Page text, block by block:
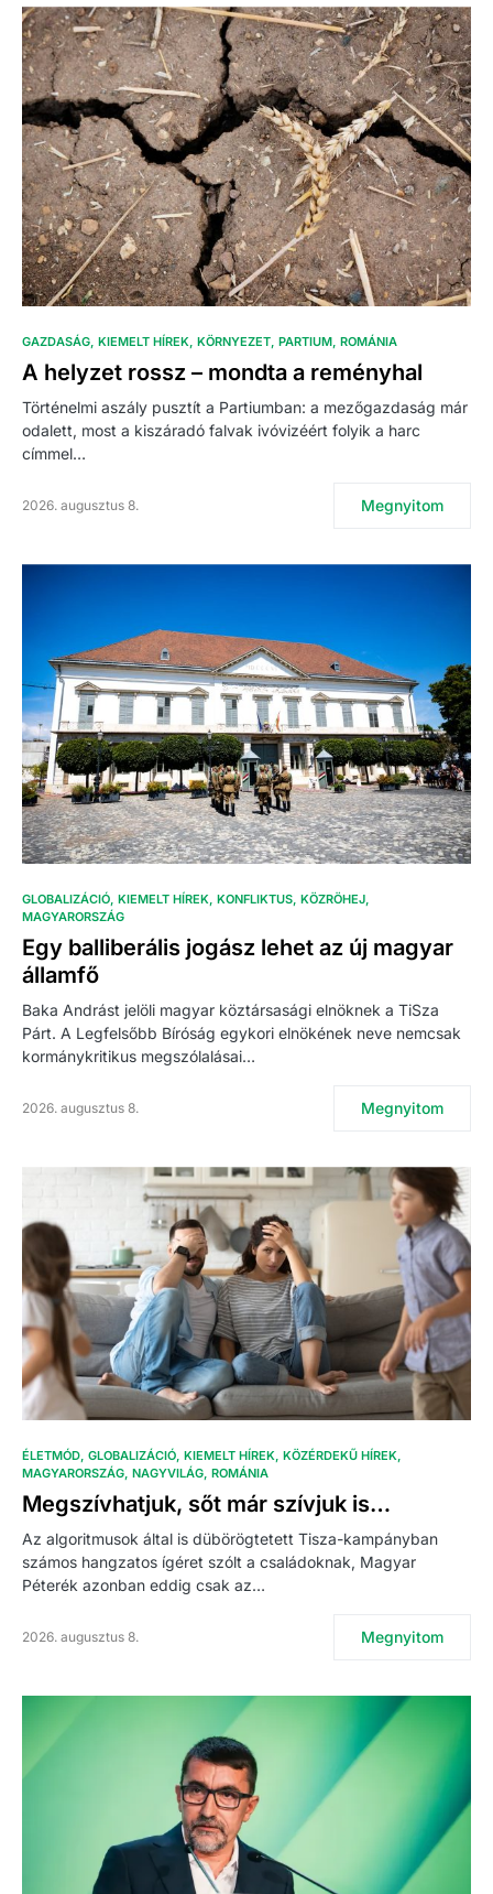
GAZDASÁG KIEMELT HÍREK KÖRNYEZET PARTIUM ROMÁNIA
A helyzet rossz – mondta a reményhal
Történelmi aszály pusztít a Partiumban: a mezőgazdaság már
odalett, most a kiszáradó falvak ivóvizéért folyik a harc
címmel…
2026. augusztus 8. Megnyitom
GLOBALIZÁCIÓ KIEMELT HÍREK KONFLIKTUS KÖZRÖHEJ
MAGYARORSZÁG
Egy balliberális jogász lehet az új magyar
államfő
Baka Andrást jelöli magyar köztársasági elnöknek a TiSza
Párt. A Legfelsőbb Bíróság egykori elnökének neve nemcsak
kormánykritikus megszólalásai…
2026. augusztus 8. Megnyitom
ÉLETMÓD GLOBALIZÁCIÓ KIEMELT HÍREK KÖZÉRDEKŰ HÍREK
MAGYARORSZÁG NAGYVILÁG ROMÁNIA
Megszívhatjuk, sőt már szívjuk is…
Az algoritmusok által is dübörögtetett Tisza-kampányban
számos hangzatos ígéret szólt a családoknak, Magyar
Péterék azonban eddig csak az…
2026. augusztus 8. Megnyitom